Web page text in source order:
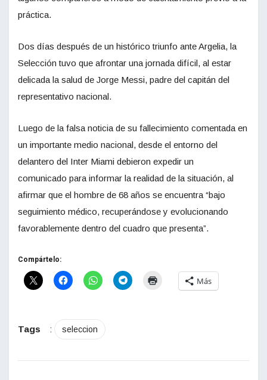
práctica.
Dos días después de un histórico triunfo ante Argelia, la
Selección tuvo que afrontar una jornada difícil, al estar
delicada la salud de Jorge Messi, padre del capitán del
representativo nacional.
Luego de la falsa noticia de su fallecimiento comentada en
un importante medio nacional, desde el entorno del
delantero del Inter Miami debieron expedir un
comunicado para informar la realidad de la situación, al
afirmar que el hombre de 68 años se encuentra “bajo
seguimiento médico, recuperándose y evolucionando
favorablemente dentro del cuadro que presenta”.
Compártelo:
Más
Tags : seleccion